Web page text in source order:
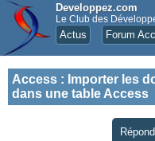
Developpez.com
Le Club des
Actus Forum
Access : Importer les
dans une table Access